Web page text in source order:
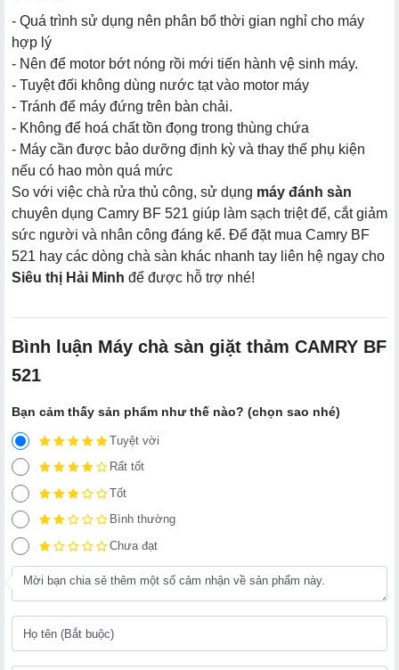
- Quá trình sử dụng nên phân bổ thời gian nghỉ cho máy
hợp lý
- Nên để motor bớt nóng rồi mới tiến hành vệ sinh máy.
- Tuyệt đối không dùng nước tạt vào motor máy
- Tránh để máy đứng trên bàn chải.
- Không để hoá chất tồn đọng trong thùng chứa
- Máy cần được bảo dưỡng định kỳ và thay thế phụ kiện
nếu có hao mòn quá mức
So với việc chà rửa thủ công, sử dụng máy đánh sàn
chuyên dụng Camry BF 521 giúp làm sạch triệt để, cắt giảm
sức người và nhân công đáng kể. Để đặt mua Camry BF
521 hay các dòng chà sàn khác nhanh tay liên hệ ngay cho
Siêu thị Hải Minh để được hỗ trợ nhé!
Bình luận Máy chà sàn giặt thảm CAMRY BF
521
Bạn cảm thấy sản phẩm như thế nào? (chọn sao nhé)
Tuyệt vời
Rất tốt
Tốt
Bình thường
Chưa đạt